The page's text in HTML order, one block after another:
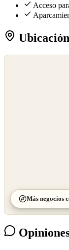
Acceso
Más negocios